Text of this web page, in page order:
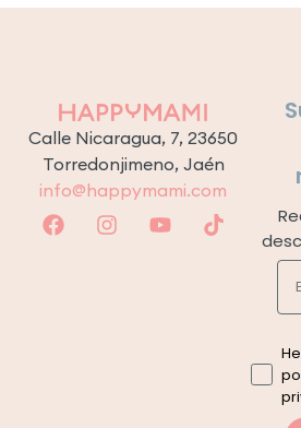
Calle Nicaragua, 7, 23650
Torredonjimeno, Jaén
info@happymami.com